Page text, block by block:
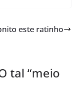
este ratinho
tal “meio